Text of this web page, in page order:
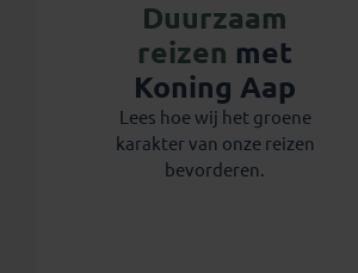
Duurzaam
reizen met
Koning Aap
Lees hoe wij het groene
karakter van onze reizen
bevorderen.